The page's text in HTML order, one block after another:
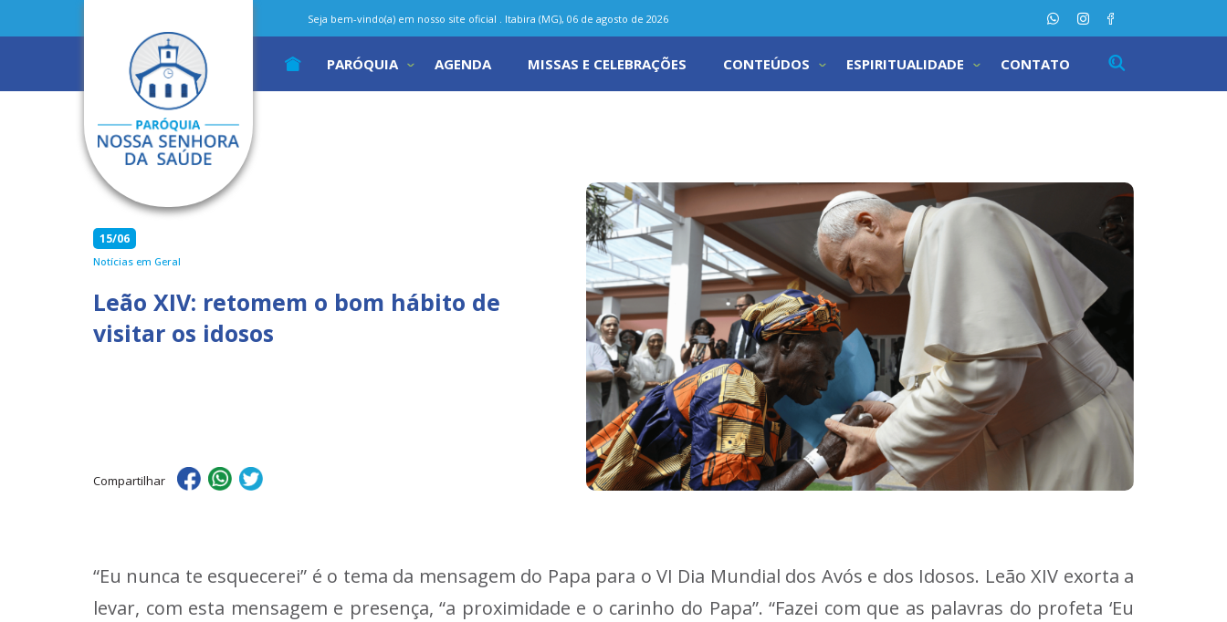
Seja bem-vindo(a) em nosso site oficial . Itabira (MG), 06 de agosto de 2026
PARÓQUIA AGENDA MISSAS E CELEBRAÇÕES CONTEÚDOS ESPIRITUALIDADE CONTATO
15/06
Notícias em Geral
Leão XIV: retomem o bom hábito de
visitar os idosos
Compartilhar
“Eu nunca te esquecerei” é o tema da mensagem do Papa para o VI Dia Mundial dos Avós e dos Idosos. Leão XIV exorta a
levar, com esta mensagem e presença, “a proximidade e o carinho do Papa”. “Fazei com que as palavras do profeta ‘Eu